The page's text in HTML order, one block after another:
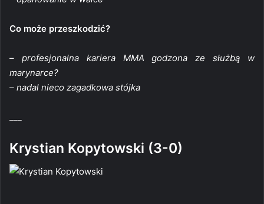
Co może przeszkodzić?
– profesjonalna kariera MMA godzona ze służbą w
marynarce?
– nadal nieco zagadkowa stójka
Krystian Kopytowski (3-0)